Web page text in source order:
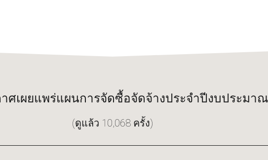
ศเผยแพร่แผนการจัดซื้อจัดจ้างประจำปีงบประมา
(ดูแล้ว 10,068 ครั้ง)